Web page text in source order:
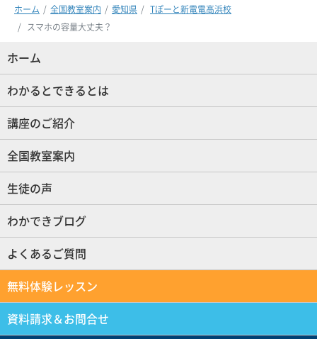
ホーム 全国教室案内 愛知県
Tぽーと新電電高浜校
スマホの容量大丈夫？
ホーム
わかるとできるとは
講座のご紹介
全国教室案内
生徒の声
わかできブログ
よくあるご質問
無料体験レッスン
資料請求＆お問合せ